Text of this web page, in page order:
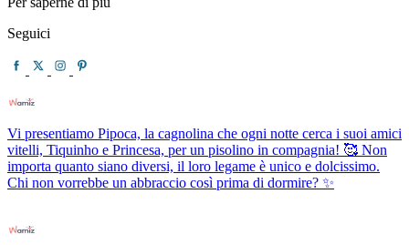
Seguici
Vi presentiamo Pipoca, la cagnolina che ogni notte cerca i suoi amici
vitelli, Tiquinho e Princesa, per un pisolino in compagnia! 🥰 Non
importa quanto siano diversi, il loro legame è unico e dolcissimo.
Chi non vorrebbe un abbraccio così prima di dormire? ✨